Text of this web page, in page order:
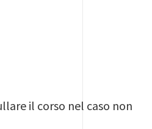
il corso nel caso non